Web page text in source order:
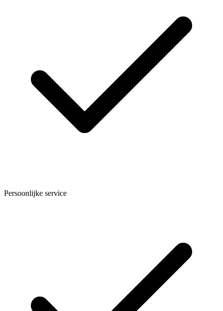
Persoonlijke service